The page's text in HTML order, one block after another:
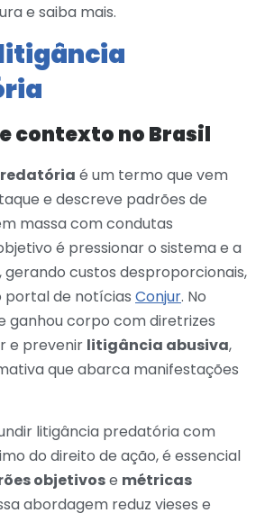
e saiba mais.
litigância
contexto no Brasil
é um termo que vem
e descreve padrões de
massa com condutas
é pressionar o sistema e a
custos desproporcionais,
portal de notícias Conjur. No
ganhou corpo com diretrizes
e prevenir litigância abusiva,
que abarca manifestações
litigância predatória com
do direito de ação, é essencial
objetivose métricas
abordagem reduz vieses e